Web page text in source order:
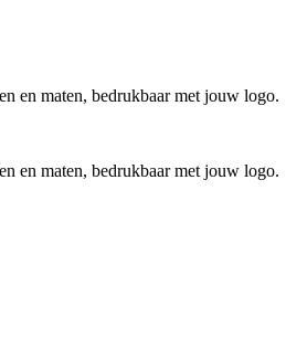
en maten, bedrukbaar met jouw logo.
en maten, bedrukbaar met jouw logo.